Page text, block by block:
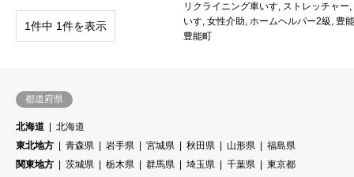
リクライニング車いす, ストレッチャー,
いす, 女性介助, ホームヘルパー2級, 豊
豊能町
1件中 1件を表示
都道府県
北海道
北海道
東北地方
青森県 岩手県 宮城県 秋田県 山形県
福島県
関東地方
茨城県 栃木県 群馬県 埼玉県 千葉県
東京都